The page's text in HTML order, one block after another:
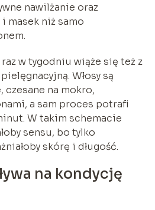
nawilżanie oraz
masek niż samo
w tygodniu wiąże się też z
Włosy są
czesane na mokro,
a sam proces potrafi
W takim schemacie
sensu, bo tylko
skórę i długość.
na kondycję